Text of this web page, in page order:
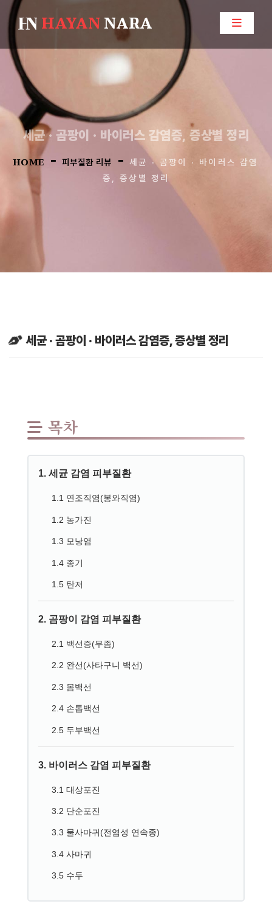
HAYANNARA
세균 · 곰팡이 · 바이러스 감염증, 증상별 정리
HOME -피부질환 리뷰 - 세균 · 곰팡이 · 바이러스 감염
증, 증상별 정리
세균 · 곰팡이 · 바이러스 감염증, 증상별 정리
목차
1. 세균 감염 피부질환
1.1 연조직염(봉와직염)
1.2 농가진
1.3 모낭염
1.4 종기
1.5 탄저
2. 곰팡이 감염 피부질환
2.1 백선증(무좀)
2.2 완선(사타구니 백선)
2.3 몸백선
2.4 손톱백선
2.5 두부백선
3. 바이러스 감염 피부질환
3.1 대상포진
3.2 단순포진
3.3 물사마귀(전염성 연속종)
3.4 사마귀
3.5 수두